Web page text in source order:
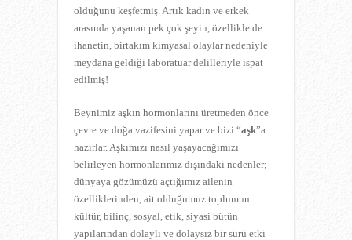
olduğunu keşfetmiş. Artık kadın ve erkek
arasında yaşanan pek çok şeyin, özellikle de
ihanetin, birtakım kimyasal olaylar nedeniyle
meydana geldiği laboratuar delilleriyle ispat
edilmiş!
Beynimiz aşkın hormonlarını üretmeden önce
çevre ve doğa vazifesini yapar ve bizi “aşk”a
hazırlar. Aşkımızı nasıl yaşayacağımızı
belirleyen hormonlarımız dışındaki nedenler;
dünyaya gözümüzü açtığımız ailenin
özelliklerinden, ait olduğumuz toplumun
kültür, bilinç, sosyal, etik, siyasi bütün
yapılarından dolaylı ve dolaysız bir sürü etki